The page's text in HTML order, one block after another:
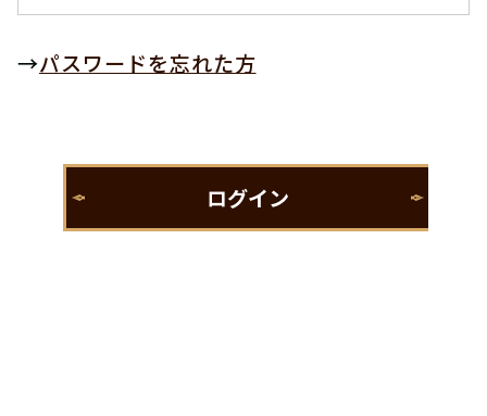
→パスワードを忘れた方